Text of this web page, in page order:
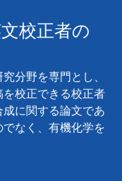
校正者の
分野を専門とし、
校正できる校正者
に関する論文であ
なく、有機化学を